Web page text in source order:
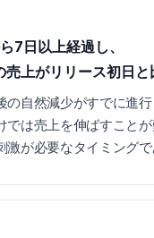
7日以上経過し、
売上がリリース初日
の自然減少がすでに進行
では売上を伸ばすことが
激が必要なタイミングで